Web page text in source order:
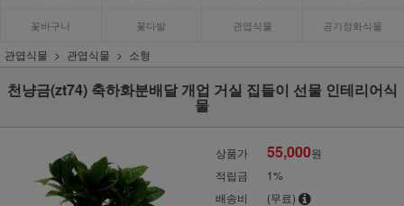
꽃바구니 꽃다발 관엽식물 공기정화식물
관엽식물 관엽식물 소형
천냥금(zt74) 축하화분배달 개업 거실 집들이 선물 인테리어식
물
상품가 55,000원
적립금
1%
배송비
(무료)